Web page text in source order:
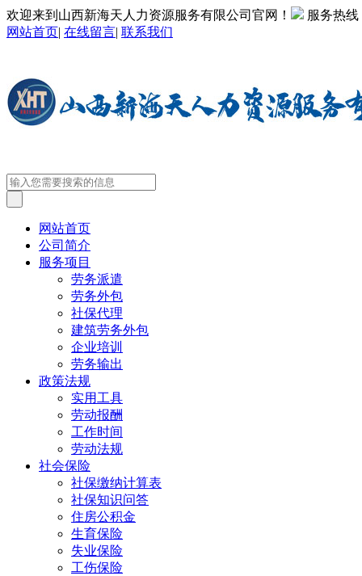
欢迎来到山西新海天人力资源服务有限公司官网！
服务热线
网站首页| 在线留言| 联系我们
网站首页
公司简介
服务项目
劳务派遣
劳务外包
社保代理
建筑劳务外包
企业培训
劳务输出
政策法规
实用工具
劳动报酬
工作时间
劳动法规
社会保险
社保缴纳计算表
社保知识问答
住房公积金
生育保险
失业保险
工伤保险